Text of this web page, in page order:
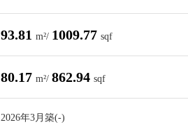
93.81 m²/ 1009.77 sqf
80.17 m²/ 862.94 sqf
2026年3月築(-)